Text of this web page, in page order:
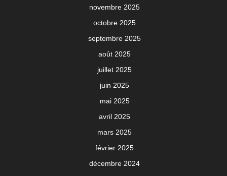
novembre 2025
octobre 2025
septembre 2025
août 2025
juillet 2025
juin 2025
mai 2025
avril 2025
mars 2025
février 2025
décembre 2024